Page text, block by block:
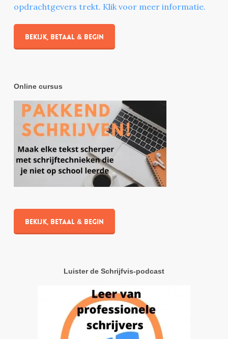
opdrachtgevers trekt. Klik voor meer informatie.
Bekijk, betaal & begin
Online cursus
Bekijk, betaal & begin
Luister de Schrijfvis-podcast